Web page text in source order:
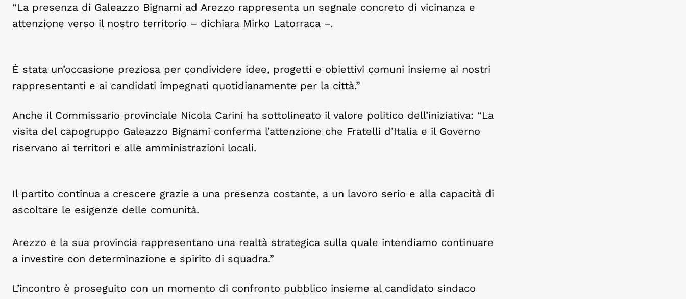
“La presenza di Galeazzo Bignami ad Arezzo rappresenta un segnale concreto di vicinanza e
attenzione verso il nostro territorio – dichiara Mirko Latorraca –.
È stata un’occasione preziosa per condividere idee, progetti e obiettivi comuni insieme ai nostri
rappresentanti e ai candidati impegnati quotidianamente per la città.”
Anche il Commissario provinciale Nicola Carini ha sottolineato il valore politico dell’iniziativa: “La
visita del capogruppo Galeazzo Bignami conferma l’attenzione che Fratelli d’Italia e il Governo
riservano ai territori e alle amministrazioni locali.
Il partito continua a crescere grazie a una presenza costante, a un lavoro serio e alla capacità di
ascoltare le esigenze delle comunità.
Arezzo e la sua provincia rappresentano una realtà strategica sulla quale intendiamo continuare
a investire con determinazione e spirito di squadra.”
L’incontro è proseguito con un momento di confronto pubblico insieme al candidato sindaco